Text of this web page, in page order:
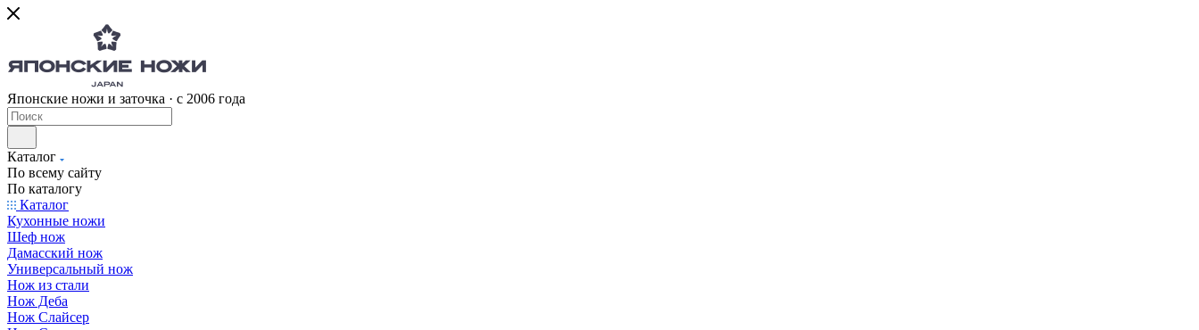
Японские ножи и заточка · с 2006 года
Каталог
По всему сайту
По каталогу
Каталог
Кухонные ножи
Шеф нож
Дамасский нож
Универсальный нож
Нож из стали
Нож Деба
Нож Слайсер